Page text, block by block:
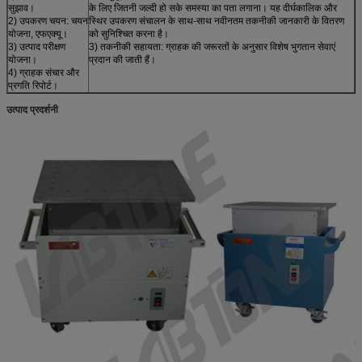
सुझाव।
2) उपकरण चयन: चयन
योजना, एफएक्यू।
3) उत्पाद परीक्षण
योजना।
4) ग्राहक संचार और
प्रगति रिपोर्ट।
के लिए जितनी जल्दी हो सके समस्या का पता लगाना। यह दीर्घकालिक और
स्थिर उपकरण संचालन के साथ-साथ नवीनतम तकनीकी जानकारी के वितरण
को सुनिश्चित करना है।
3) तकनीकी सहायता: ग्राहक की जरूरतों के अनुसार विशेष भुगतान सेवाएं
प्रदान की जाती हैं।
उत्पाद प्रदर्शनी